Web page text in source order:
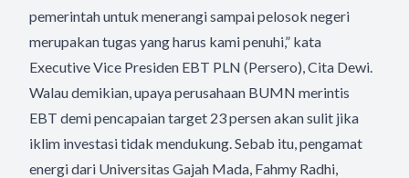
pemerintah untuk menerangi sampai pelosok negeri
merupakan tugas yang harus kami penuhi,” kata
Executive Vice Presiden EBT PLN (Persero), Cita Dewi.
Walau demikian, upaya perusahaan BUMN merintis
EBT demi pencapaian target 23 persen akan sulit jika
iklim investasi tidak mendukung. Sebab itu, pengamat
energi dari Universitas Gajah Mada, Fahmy Radhi,